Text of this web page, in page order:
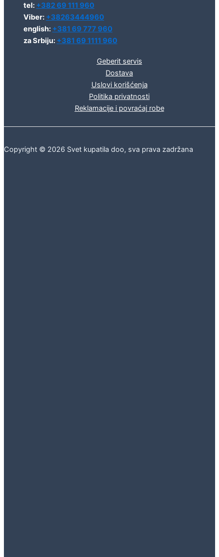
tel: +382 69 111 960
Viber: +38263444960
english: +381 69 777 960
za Srbiju: +381 69 1111 960
Geberit servis
Dostava
Uslovi korišćenja
Politika privatnosti
Reklamacije i povraćaj robe
Copyright © 2026 Svet kupatila doo, sva prava zadržana